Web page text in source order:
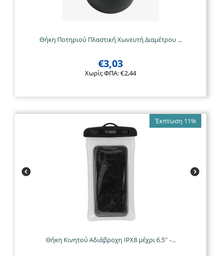
Θήκη Ποτηριού Πλαστική Χωνευτή Διαμέτρου ...
€3,03
Χωρίς ΦΠΑ:€2,44
Έκπτωση 11%
Θήκη Κινητού Αδιάβροχη IPX8 μέχρι 6.5'' -...